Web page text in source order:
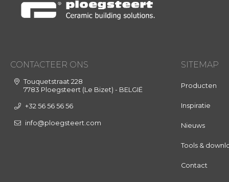
CONTACTEER ONS
Touquetstraat 228
7783 Ploegsteert (Le Bizet) - BELGIË
+32 56 56 56 56
info@ploegsteert.com
SITEMAP
Producten
Inspiratie
Nieuws
Tools &
Contact